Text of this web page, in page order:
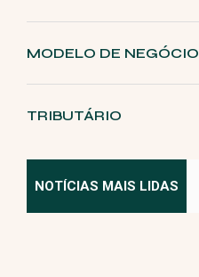
MODELO DE NEGÓCIO
TRIBUTÁRIO
NOTÍCIAS MAIS LIDAS